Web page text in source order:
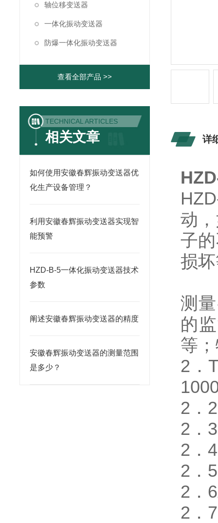
轴位移变送器
一体化振动变送器
防爆一体化振动变送器
查看全部产品 >>
TECHNICAL ARTICLES
相关文章
如何使用安徽春辉振动变送器优
化生产设备管理？
利用安徽春辉振动变送器实现智
能预警
HZD-B-5一体化振动变送器技术
参数
阐述安徽春辉振动变送器的精度
安徽春辉振动变送器的测量范围
是多少？
详
动
子
损
测
的
等
2．
2．
2．
2．
2．
2．
2．